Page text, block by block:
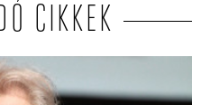
CIKKEK